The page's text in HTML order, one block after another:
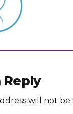
Reply
will not